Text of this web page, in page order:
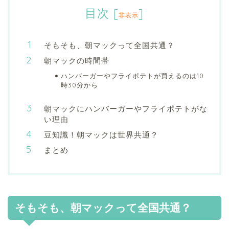
目次 [非表示]
そもそも、朝マックって全国共通？
朝マックの時間帯
ハンバーガーやフライポテトが買えるのは10
時30分から
朝マックにハンバーガーやフライポテトがな
い理由
豆知識！朝マックは世界共通？
まとめ
そもそも、朝マックって全国共通？